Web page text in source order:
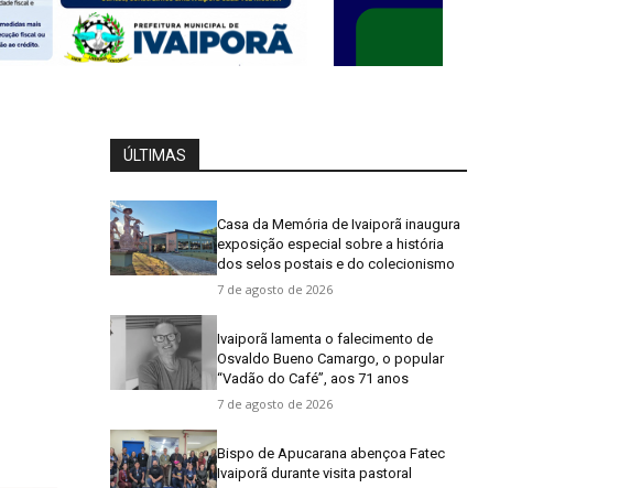
ÚLTIMAS
Casa da Memória de Ivaiporã inaugura
exposição especial sobre a história
dos selos postais e do colecionismo
7 de agosto de 2026
Ivaiporã lamenta o falecimento de
Osvaldo Bueno Camargo, o popular
“Vadão do Café”, aos 71 anos
7 de agosto de 2026
Bispo de Apucarana abençoa Fatec
Ivaiporã durante visita pastoral